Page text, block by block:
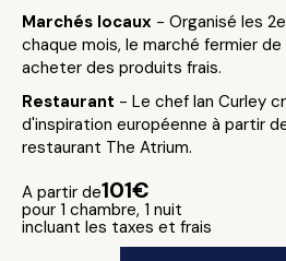
Marchés locaux - Organisé les
chaque mois, le marché fermier
acheter des produits frais.
Restaurant - Le chef Ian Curley
d'inspiration européenne à partir
restaurant The Atrium.
A partir de101€
pour 1 chambre, 1 nuit
incluant les taxes et frais